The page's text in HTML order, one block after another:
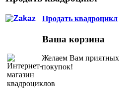
Продать квадроцикл
Ваша корзина
Желаем Вам приятных
покупок!